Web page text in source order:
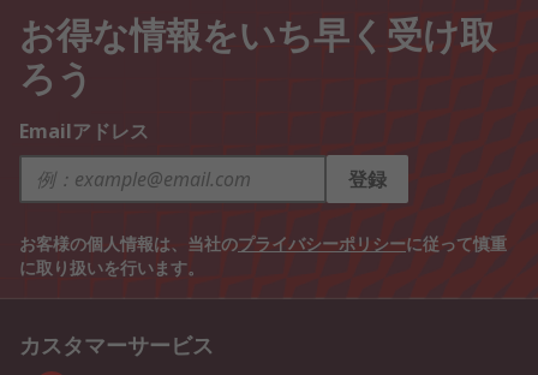
お得な情報をいち早く受け取
ろう
Emailアドレス
登録
お客様の個人情報は、当社のプライバシーポリシーに従って慎重
に取り扱いを行います。
カスタマーサービス